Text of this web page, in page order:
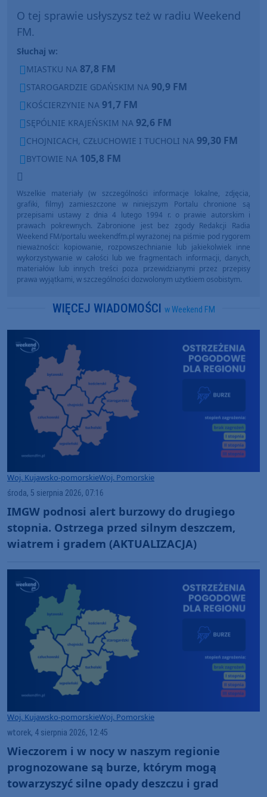
O tej sprawie usłyszysz też w radiu Weekend
FM.
Słuchaj w:
MIASTKU NA 87,8 FM
STAROGARDZIE GDAŃSKIM NA 90,9 FM
KOŚCIERZYNIE NA 91,7 FM
SĘPÓLNIE KRAJEŃSKIM NA 92,6 FM
CHOJNICACH, CZŁUCHOWIE I TUCHOLI NA 99,30 FM
BYTOWIE NA 105,8 FM
Wszelkie materiały (w szczególności informacje lokalne, zdjęcia,
grafiki, filmy) zamieszczone w niniejszym Portalu chronione są
przepisami ustawy z dnia 4 lutego 1994 r. o prawie autorskim i
prawach pokrewnych. Zabronione jest bez zgody Redakcji Radia
Weekend FM/portalu weekendfm.pl wyrażonej na piśmie pod rygorem
nieważności: kopiowanie, rozpowszechnianie lub jakiekolwiek inne
wykorzystywanie w całości lub we fragmentach informacji, danych,
materiałów lub innych treści poza przewidzianymi przez przepisy
prawa wyjątkami, w szczególności dozwolonym użytkiem osobistym.
WIĘCEJ WIADOMOŚCI w Weekend FM
Woj. Kujawsko-pomorskieWoj. Pomorskie
środa, 5 sierpnia 2026, 07:16
IMGW podnosi alert burzowy do drugiego
stopnia. Ostrzega przed silnym deszczem,
wiatrem i gradem (AKTUALIZACJA)
Woj. Kujawsko-pomorskieWoj. Pomorskie
wtorek, 4 sierpnia 2026, 12:45
Wieczorem i w nocy w naszym regionie
prognozowane są burze, którym mogą
towarzyszyć silne opady deszczu i grad